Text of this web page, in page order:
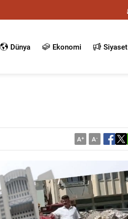
Dünya Ekonomi Siyaset
A+ A-